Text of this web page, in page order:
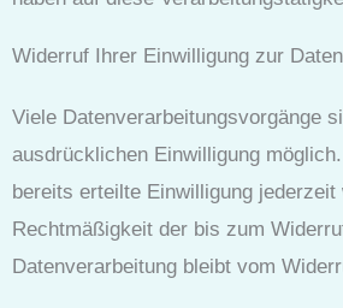
Widerruf Ihrer Einwilligung zur
Viele Datenverarbeitungsvorgänge
ausdrücklichen Einwilligung
bereits erteilte Einwilligung jederzeit
Rechtmäßigkeit der bis zum
Datenverarbeitung bleibt vom